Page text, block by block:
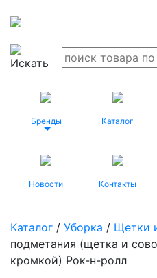
Бренды Каталог
Новости Контакты
Каталог / Уборка / Щетки
подметания (щетка и
кромкой) Рок-н-ролл